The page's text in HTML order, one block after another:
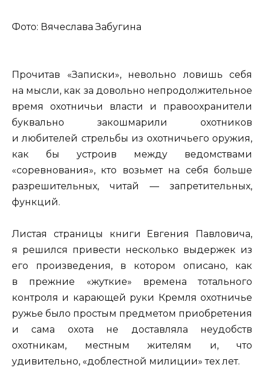
Фото: Вячеслава Забугина
Прочитав «Записки», невольно ловишь себя
на мысли, как за довольно непродолжительное
время охотничьи власти и правоохранители
буквально закошмарили охотников
и любителей стрельбы из охотничьего оружия,
как бы устроив между ведомствами
«соревнования», кто возьмет на себя больше
разрешительных, читай — запретительных,
функций.
Листая страницы книги Евгения Павловича,
я решился привести несколько выдержек из
его произведения, в котором описано, как
в прежние «жуткие» времена тотального
контроля и карающей руки Кремля охотничье
ружье было простым предметом приобретения
и сама охота не доставляла неудобств
охотникам, местным жителям и, что
удивительно, «доблестной милиции» тех лет.